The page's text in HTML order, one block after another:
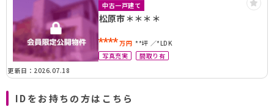
中古一戸建て
松原市＊＊＊＊
****万円 **坪
*LDK
写真充実
間取り有
更新日：2026.07.18
IDをお持ちの方はこちら